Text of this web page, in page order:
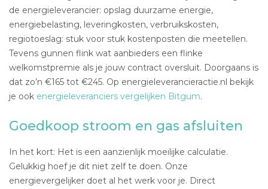
de energieleverancier: opslag duurzame energie,
energiebelasting, leveringkosten, verbruikskosten,
regiotoeslag: stuk voor stuk kostenposten die meetellen.
Tevens gunnen flink wat aanbieders een flinke
welkomstpremie als je jouw contract oversluit. Doorgaans is
dat zo’n €165 tot €245. Op energieleverancieractie.nl bekijk
je ook energieleveranciers vergelijken Bitgum.
Goedkoop stroom en gas afsluiten
In het kort: Het is een aanzienlijk moeilijke calculatie.
Gelukkig hoef je dit niet zelf te doen. Onze
energievergelijker doet al het werk voor je. Direct